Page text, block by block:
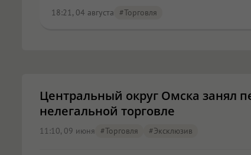
18:21, 04 августа #торговля
Центральный округ Омска занял
нелегальной торговле
11:10, 09 июня #торговля #эксклюзив